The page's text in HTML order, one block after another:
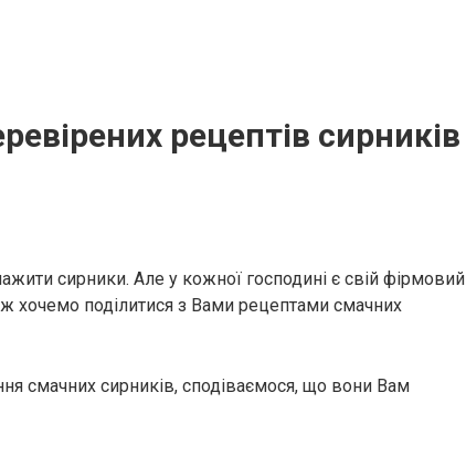
рецептів сирників
сирники. Але у кожної господині є свій фірмовий
хочемо поділитися з Вами рецептами смачних
смачних сирників, сподіваємося, що вони Вам